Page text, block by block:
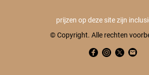
prijzen op deze site zijn
© Copyright. Alle rechten